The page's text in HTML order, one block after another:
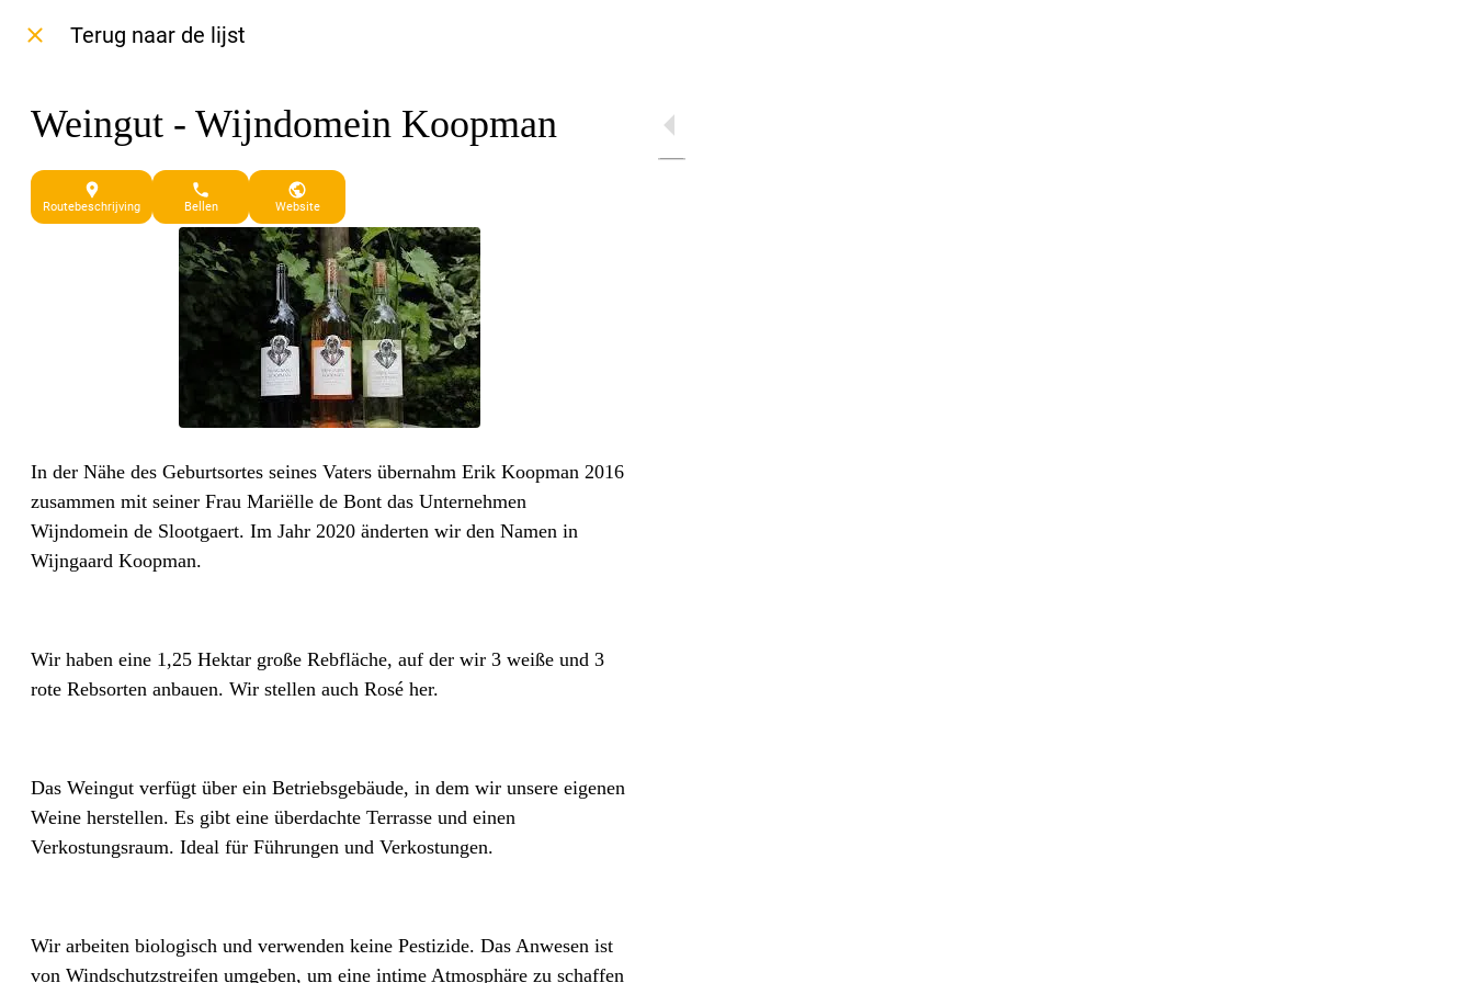
Terug naar de lijst
Weingut - Wijndomein Koopman
Routebeschrijving Bellen Website
In der Nähe des Geburtsortes seines Vaters übernahm Erik Koopman 2016
zusammen mit seiner Frau Mariëlle de Bont das Unternehmen
Wijndomein de Slootgaert. Im Jahr 2020 änderten wir den Namen in
Wijngaard Koopman.
Wir haben eine 1,25 Hektar große Rebfläche, auf der wir 3 weiße und 3
rote Rebsorten anbauen. Wir stellen auch Rosé her.
Das Weingut verfügt über ein Betriebsgebäude, in dem wir unsere eigenen
Weine herstellen. Es gibt eine überdachte Terrasse und einen
Verkostungsraum. Ideal für Führungen und Verkostungen.
Wir arbeiten biologisch und verwenden keine Pestizide. Das Anwesen ist
von Windschutzstreifen umgeben, um eine intime Atmosphäre zu schaffen